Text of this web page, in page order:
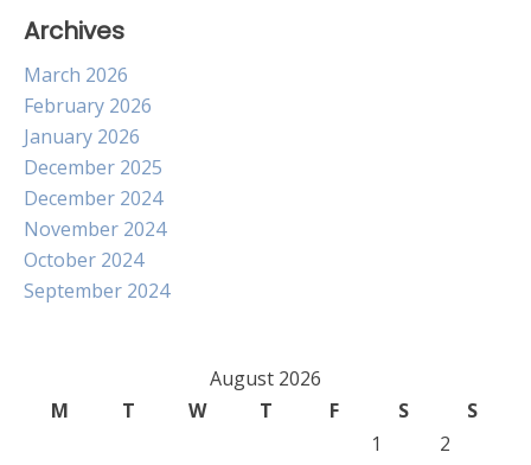
Archives
March 2026
February 2026
January 2026
December 2025
December 2024
November 2024
October 2024
September 2024
August 2026
M
T W T F S
S
1
2